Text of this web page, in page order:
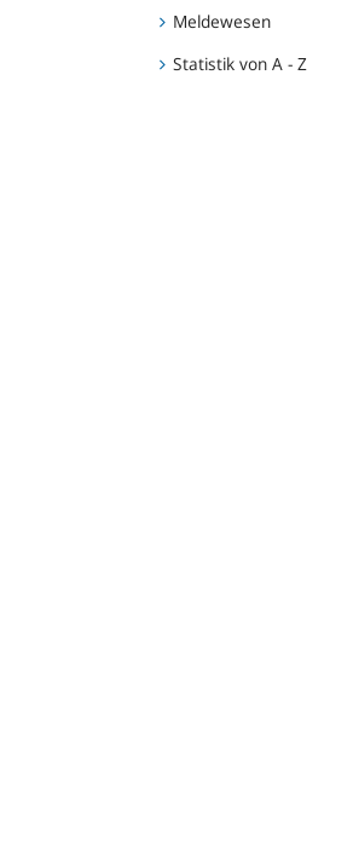
Meldewesen
Statistik von A - Z